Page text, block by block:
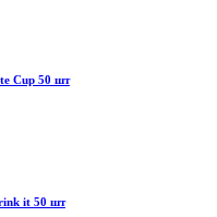
Сup 50 шт
it 50 шт